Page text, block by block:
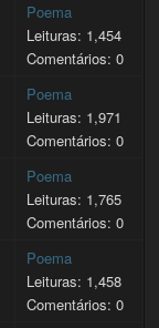
Poema
Leituras: 1,454
Comentários: 0
Poema
Leituras: 1,971
Comentários: 0
Poema
Leituras: 1,765
Comentários: 0
Poema
Leituras: 1,458
Comentários: 0